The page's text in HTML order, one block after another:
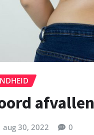
afvallen
aug 30, 2022 0